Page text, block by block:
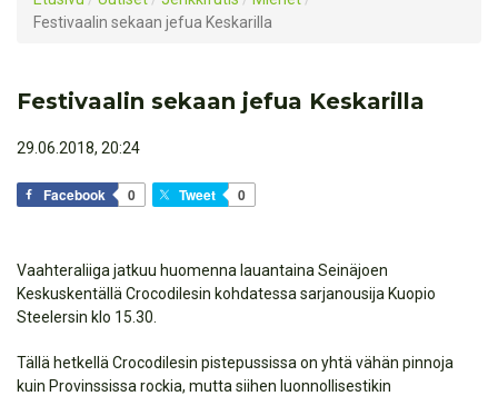
Festivaalin sekaan jefua Keskarilla
Festivaalin sekaan jefua Keskarilla
29.06.2018, 20:24
Facebook 0 Tweet 0
Vaahteraliiga jatkuu huomenna lauantaina Seinäjoen
Keskuskentällä Crocodilesin kohdatessa sarjanousija Kuopio
Steelersin klo 15.30.
Tällä hetkellä Crocodilesin pistepussissa on yhtä vähän pinnoja
kuin Provinssissa rockia, mutta siihen luonnollisestikin